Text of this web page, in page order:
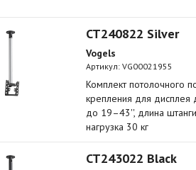
CT240822 Silver
Vogels
Артикул: VG00021955
Комплект потолочного
крепления для дисплея
до 19–43'', длина
нагрузка 30 кг
CT243022 Black